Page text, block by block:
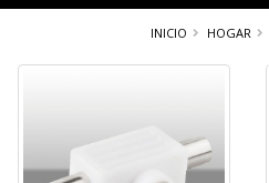
INICIO HOGAR